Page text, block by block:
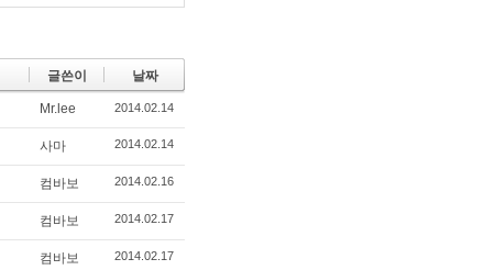
글쓴이 날짜
Mr.lee 2014.02.14
사마 2014.02.14
컴바보 2014.02.16
컴바보 2014.02.17
컴바보 2014.02.17